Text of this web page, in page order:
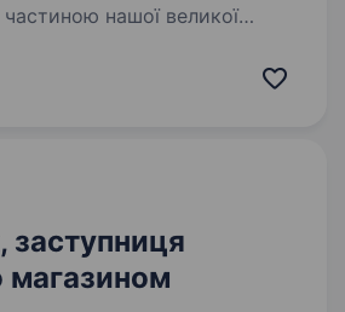
нашої великої
заступниця
магазином